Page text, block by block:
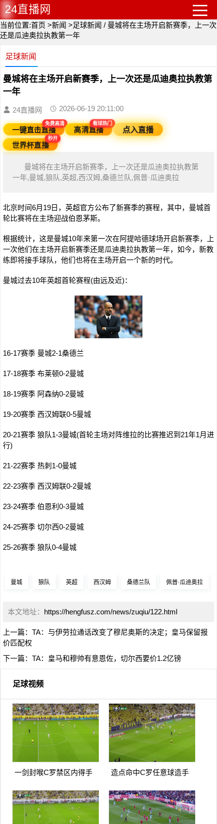
24直播网
当前位置:首页 >新闻 >足球新闻 / 曼城将在主场开启新赛季，上一次
还是瓜迪奥拉执教第一年
足球新闻
曼城将在主场开启新赛季，上一次还是瓜迪奥拉执教第
一年
24直播网 2026-06-19 20:11:00
一键直击直播
免费高清
高清直播
看球热门
点入直播
世界杯直播
秒开
曼城将在主场开启新赛季，上一次还是瓜迪奥拉执教第
一年,曼城,狼队,英超,西汉姆,桑德兰队,佩普·瓜迪奥拉
北京时间6月19日，英超官方公布了新赛季的赛程，其中，曼城首
轮比赛将在主场迎战伯恩茅斯。
根据统计，这是曼城10年来第一次在阿提哈德球场开启新赛季，上
一次他们在主场开启新赛季还是瓜迪奥拉执教第一年，如今，新教
练即将接手球队，他们也将在主场开启一个新的时代。
曼城过去10年英超首轮赛程(由远及近)：
16-17赛季 曼城2-1桑德兰
17-18赛季 布莱顿0-2曼城
18-19赛季 阿森纳0-2曼城
19-20赛季 西汉姆联0-5曼城
20-21赛季 狼队1-3曼城(首轮主场对阵维拉的比赛推迟到21年1月进
行)
21-22赛季 热刺1-0曼城
22-23赛季 西汉姆联0-2曼城
23-24赛季 伯恩利0-3曼城
24-25赛季 切尔西0-2曼城
25-26赛季 狼队0-4曼城
曼城 狼队 英超 西汉姆 桑德兰队 佩普·瓜迪奥拉
本文地址： https://hengfusz.com/news/zuqiu/122.html
上一篇： TA：与伊劳拉通话改变了穆尼奥斯的决定；皇马保留报
价匹配权
下一篇： TA：皇马和穆帅有意恩佐，切尔西要价1.2亿镑
足球视频
一剑封喉C罗禁区内得手
967球
造点命中C罗任意球造手
球